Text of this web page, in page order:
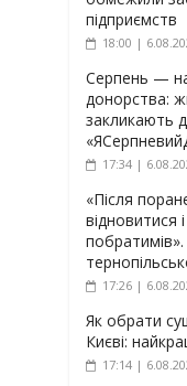
підприємств
18:00 |
Серпень —
донорства:
закликають
17:34 |
«Після
відновитися
17:26 |
Як обрати
Києві:
17:14 |